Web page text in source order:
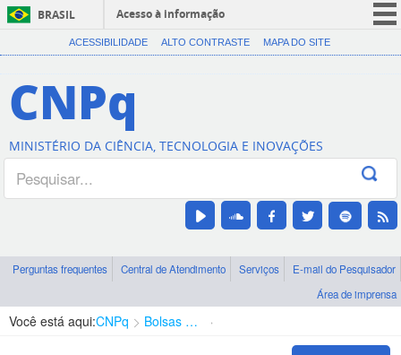
BRASIL
Acesso à informação
CORONAVÍRUS (COVID-19)
Canais
ACESSIBILIDADE ALTO CONTRASTE MAPA DO SITE
CNPq
MINISTÉRIO DA CIÊNCIA, TECNOLOGIA E INOVAÇÕES
Perguntas frequentes Central de Atendimento Serviços
E-mail do Pesquisador
Área de imprensa
Você está aqui:CNPq Bolsas e Auxílios Vigentes